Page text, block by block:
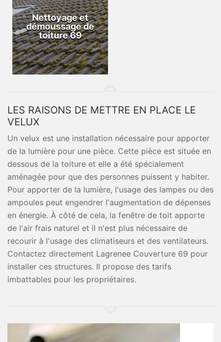
Nettoyage et
démoussage de
toiture 69
LES RAISONS DE METTRE EN PLACE LE
VELUX
Un velux est une installation nécessaire pour apporter
de la lumière pour une pièce. Cette pièce est située en
dessous de la toiture et elle a été spécialement
aménagée pour que des personnes puissent y habiter.
Pour apporter de la lumière, l'usage des lampes ou des
ampoules peut engendrer l'augmentation de dépenses
en énergie. À côté de cela, la fenêtre de toit apporte
de l'air frais naturel et il n'est plus nécessaire de
recourir à l'usage des climatiseurs et des ventilateurs.
Contactez directement Lagrenee Couverture 69 pour
installer ces structures. Il propose des tarifs
imbattables pour les propriétaires.